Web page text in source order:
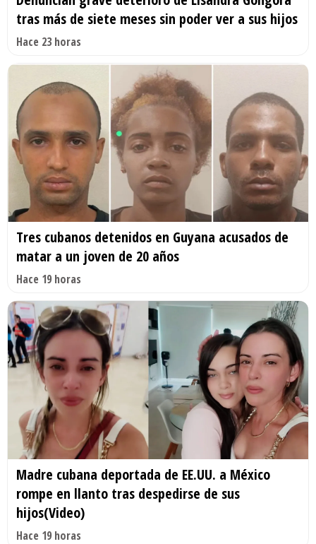
tras más de siete meses sin poder ver a sus hijos
Hace 23 horas
Tres cubanos detenidos en Guyana acusados de
matar a un joven de 20 años
Hace 19 horas
Madre cubana deportada de EE.UU. a México
rompe en llanto tras despedirse de sus
hijos(Video)
Hace 19 horas